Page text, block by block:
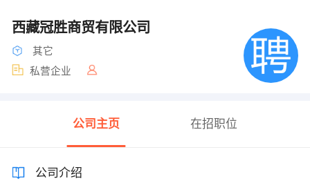
西藏冠胜商贸有限公司
其它
私营企业
公司主页 在招职位
公司介绍